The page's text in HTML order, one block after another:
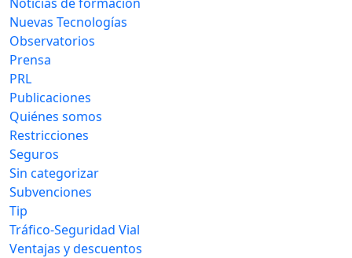
Nuevas Tecnologías
Observatorios
Prensa
PRL
Publicaciones
Quiénes somos
Restricciones
Seguros
Sin categorizar
Subvenciones
Tip
Tráfico-Seguridad Vial
Ventajas y descuentos